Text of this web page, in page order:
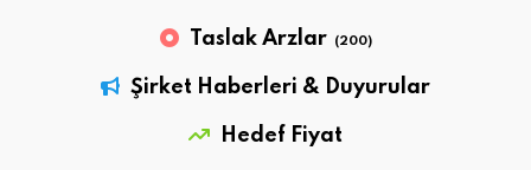
Taslak Arzlar (200)
Şirket Haberleri & Duyurular
Hedef Fiyat